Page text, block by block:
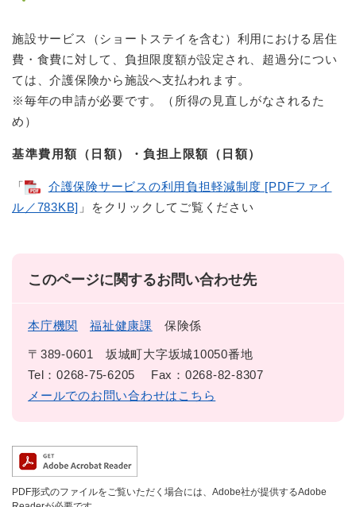
施設サービス（ショートステイを含む）利用における居住
費・食費に対して、負担限度額が設定され、超過分につい
ては、介護保険から施設へ支払われます。
※毎年の申請が必要です。（所得の見直しがなされるた
め）
基準費用額（日額）・負担上限額（日額）
「
介護保険サービスの利用負担軽減制度 [PDFファイ
ル／783KB] 」をクリックしてご覧ください
このページに関するお問い合わせ先
本庁機関 福祉健康課 保険係
〒389-0601
坂城町大字坂城10050番地
Tel：0268-75-6205
Fax：0268-82-8307
メールでのお問い合わせはこちら
PDF形式のファイルをご覧いただく場合には、Adobe社が提供するAdobe